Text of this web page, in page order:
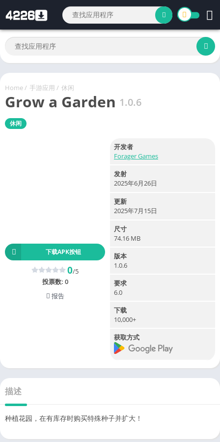
Home/ 手游应用 / 休闲
Grow a Garden 1.0.6
休闲
下载APK按钮
0/5
投票数: 0
报告
开发者
Forager Games
发射
2025年6月26日
更新
2025年7月15日
尺寸
74.16 MB
版本
1.0.6
要求
6.0
下载
10,000+
获取方式
描述
种植花园，在有库存时购买特殊种子并扩大！